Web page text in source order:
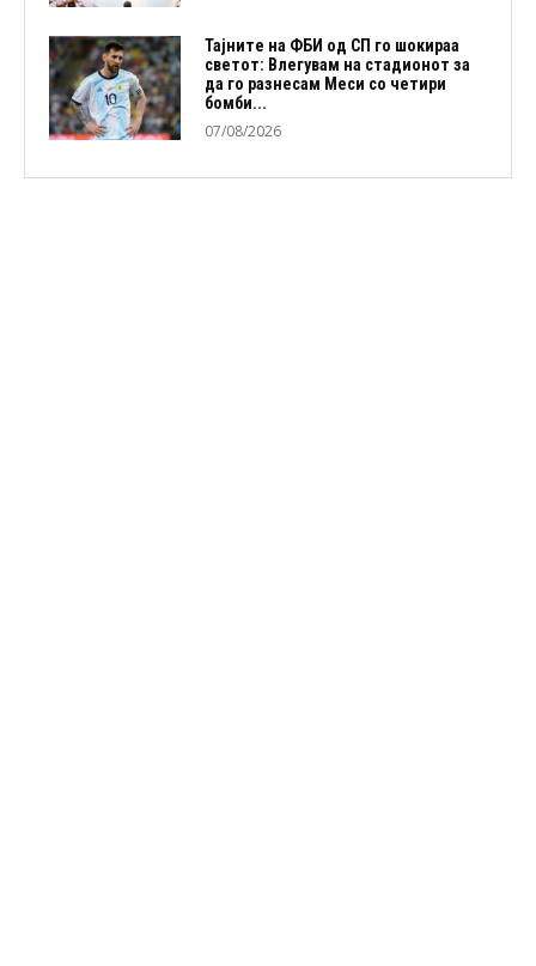
Тајните на ФБИ од СП го шокираа
светот: Влегувам на стадионот за
да го разнесам Меси со четири
бомби...
07/08/2026